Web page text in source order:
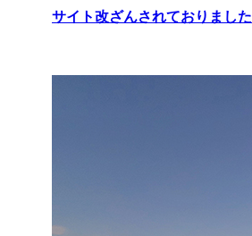
サイト改ざんされておりました